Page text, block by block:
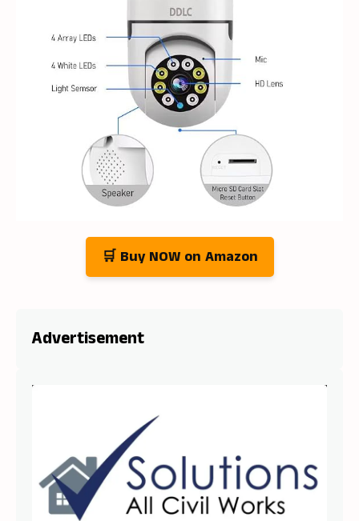
🛒 Buy NOW on Amazon
Advertisement